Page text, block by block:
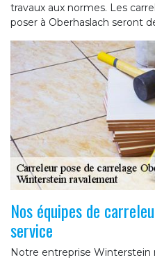
travaux aux normes. Les
poser à Oberhaslach seront
Nos équipes de
service
Notre entreprise Winterstein